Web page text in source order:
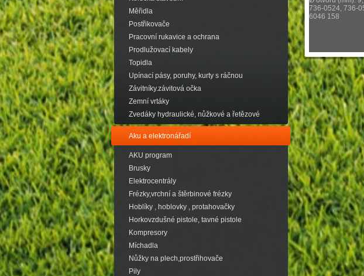
Měřidla
Postřikovače
Pracovní rukavice a ochrana
Prodlužovací kabely
Topidla
Upínací pásy, poruhy, kurty s ráčnou
Závitníky.závitová očka
Zemní vrtáky
Zvedáky hydraulické, nůžkové a řetězové
Aku a elektronářadí
AKU program
Brusky
Elektrocentrály
Frézky,vrchní a štěrbinové frézky
Hoblíky , hoblovky , protahovačky
Horkovzdušné pistole, tavné pistole
Kompresory
Míchadla
Nůžky na plech,prostřihovače
Pily
736-0524, 736-
6046 158